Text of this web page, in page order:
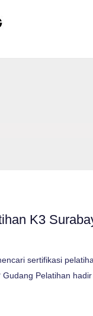
K3
sertifikasi
Pelatihan